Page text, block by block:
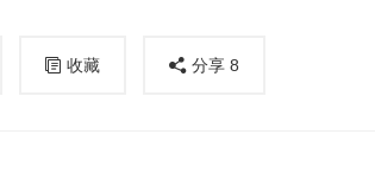
收藏 分享 8